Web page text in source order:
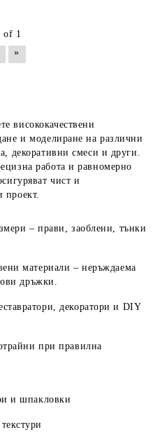
of 1
»
висококачествени
и моделиране на различни
декоративни смеси и други.
работа и равномерно
чист и
проект.
– прави, заоблени, тънки
материали – неръждаема
дръжки.
декоратори и DIY
при правилна
и шпакловки